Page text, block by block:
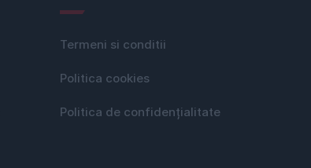
Termeni si conditii
Politica cookies
Politica de confidențialitate